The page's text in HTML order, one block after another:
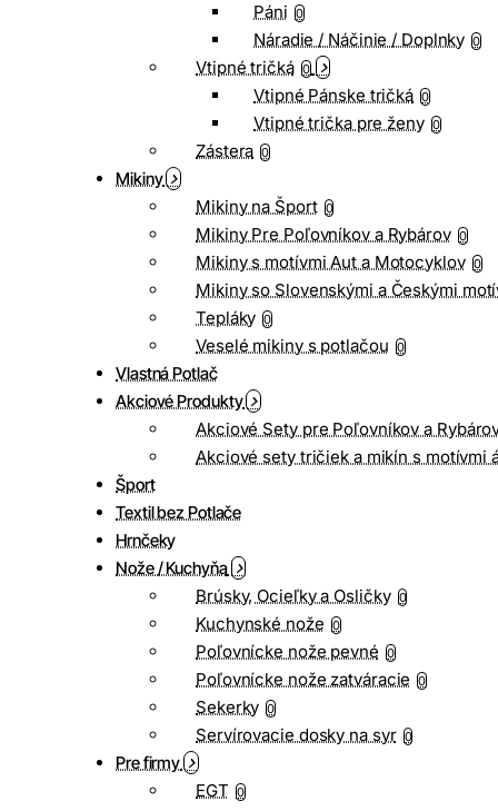
Páni 0
Náradie / Náčinie / Doplnky 0
Vtipné tričká 0
Vtipné Pánske tričká 0
Vtipné trička pre ženy 0
Zástera 0
Mikiny
Mikiny na Šport 0
Mikiny Pre Poľovníkov a Rybárov 0
Mikiny s motívmi Aut a Motocyklov 0
Mikiny so Slovenskými a Českými
Tepláky 0
Veselé mikiny s potlačou 0
Vlastná Potlač
Akciové Produkty
Akciové Sety pre Poľovníkov a
Akciové sety tričiek a mikín s motívmi
Šport
Textil bez Potlače
Hrnčeky
Nože / Kuchyňa
Brúsky, Ocieľky a Osličky 0
Kuchynské nože 0
Poľovnícke nože pevné 0
Poľovnícke nože zatváracie 0
Sekerky 0
Servírovacie dosky na syr 0
Pre firmy
EGT 0